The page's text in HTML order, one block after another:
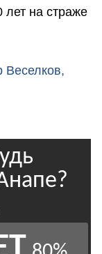
на страже
Веселков,